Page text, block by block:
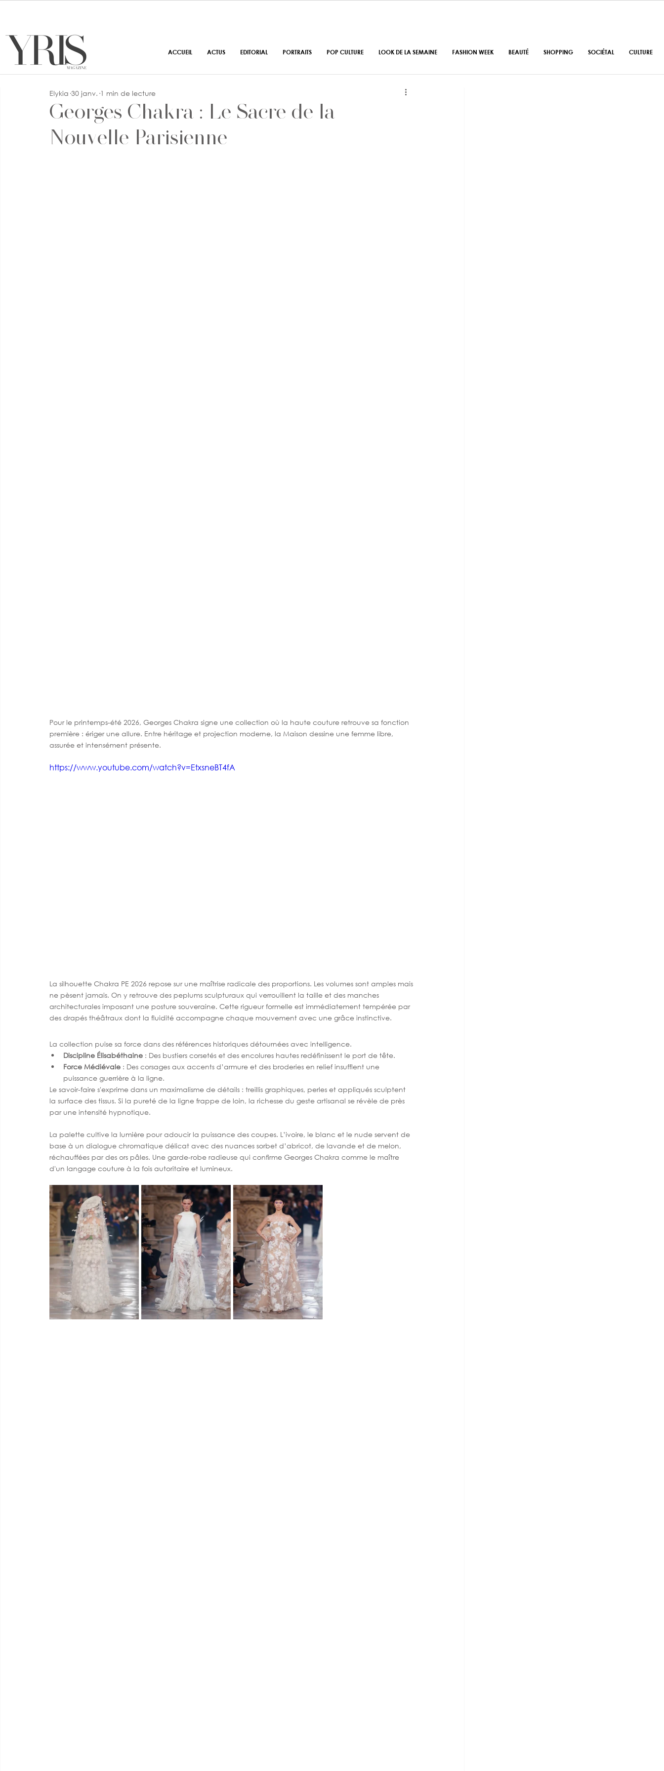
Georges Chakra : Le Sacre de la
Nouvelle Parisienne
Elykia 30 janv. 1 min de lecture
Pour le printemps-été 2026, Georges Chakra signe une collection où la haute couture retrouve sa fonction
première : ériger une allure. Entre héritage et projection moderne, la Maison dessine une femme libre,
assurée et intensément présente.
https://www.youtube.com/watch?v=EtxsneBT4fA
La silhouette Chakra PE 2026 repose sur une maîtrise radicale des proportions. Les volumes sont amples mais
ne pèsent jamais. On y retrouve des peplums sculpturaux qui verrouillent la taille et des manches
architecturales imposant une posture souveraine. Cette rigueur formelle est immédiatement tempérée par
des drapés théâtraux dont la fluidité accompagne chaque mouvement avec une grâce instinctive.
La collection puise sa force dans des références historiques détournées avec intelligence.
Discipline Élisabéthaine : Des bustiers corsetés et des encolures hautes redéfinissent le port de tête.
Force Médiévale : Des corsages aux accents d’armure et des broderies en relief insufflent une
puissance guerrière à la ligne.
Le savoir-faire s'exprime dans un maximalisme de détails : treillis graphiques, perles et appliqués sculptent
la surface des tissus. Si la pureté de la ligne frappe de loin, la richesse du geste artisanal se révèle de près
par une intensité hypnotique.
La palette cultive la lumière pour adoucir la puissance des coupes. L’ivoire, le blanc et le nude servent de
base à un dialogue chromatique délicat avec des nuances sorbet d’abricot, de lavande et de melon,
réchauffées par des ors pâles. Une garde-robe radieuse qui confirme Georges Chakra comme le maître
d'un langage couture à la fois autoritaire et lumineux.
ACCUEIL ACTUS EDITORIAL PORTRAITS POP CULTURE LOOK DE LA SEMAINE FASHION WEEK BEAUTÉ SHOPPING SOCIÉTAL CULTURE